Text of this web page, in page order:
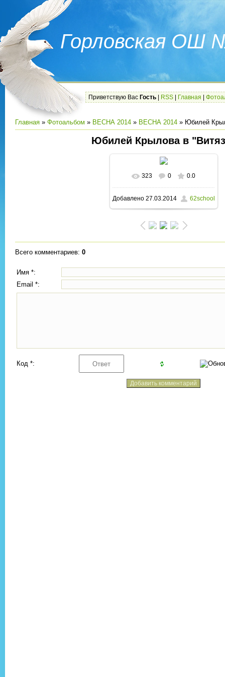
Горловская ОШ
Приветствую Вас Гость RSS Главная
Главная » Фотоальбом » ВЕСНА 2014 » ВЕСНА 2014 » Юбилей
Юбилей Крылова в
В реальном размере
604x453/ 65.7Kb
323 0 0.0
Добавлено27.03.2014 62school
Всего комментариев: 0
Имя *:
Email *:
Код *: